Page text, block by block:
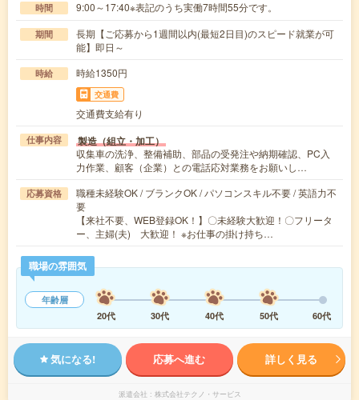
時間 9:00～17:40※表記のうち実働7時間55分です。
期間
長期【ご応募から1週間以内(最短2日目)のスピード就業が可
能】即日～
時給 時給1350円
交通費
交通費支給有り
仕事内容 製造（組立・加工）
収集車の洗浄、整備補助、部品の受発注や納期確認、PC入
力作業、顧客（企業）との電話応対業務をお願いし…
応募資格
職種未経験OK / ブランクOK / パソコンスキル不要 / 英語力不
要
【来社不要、WEB登録OK！】〇未経験大歓迎！〇フリータ
ー、主婦(夫) 大歓迎！ ※お仕事の掛け持ち…
職場の雰囲気
年齢層
20代
30代 40代 50代 60代
気になる! 応募へ進む 詳しく見る
派遣会社 株式会社テクノ・サービス